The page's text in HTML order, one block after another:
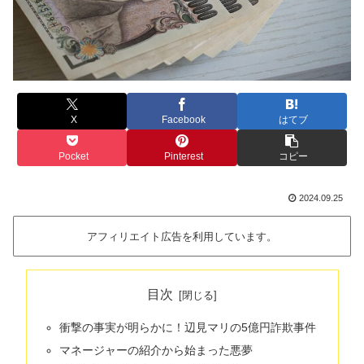
X Facebook はてブ
Pocket Pinterest コピー
2024.09.25
アフィリエイト広告を利用しています。
目次
衝撃の事実が明らかに！辺見マリの5億円詐欺事件
マネージャーの紹介から始まった悪夢